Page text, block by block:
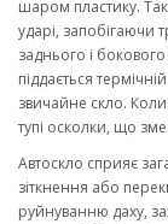
шаром пластику.
ударі, запобігаючи
заднього і
піддається
звичайне скло. Коли
тупі осколки, що
Автоскло сприяє
зіткнення або
руйнуванню даху,